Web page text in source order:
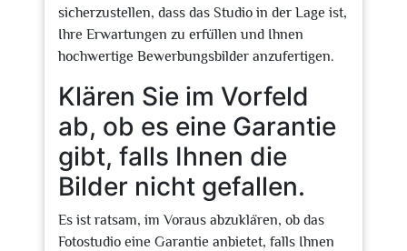
sicherzustellen, dass das Studio in der Lage ist,
Ihre Erwartungen zu erfüllen und Ihnen
hochwertige Bewerbungsbilder anzufertigen.
Klären Sie im Vorfeld
ab, ob es eine Garantie
gibt, falls Ihnen die
Bilder nicht gefallen.
Es ist ratsam, im Voraus abzuklären, ob das
Fotostudio eine Garantie anbietet, falls Ihnen